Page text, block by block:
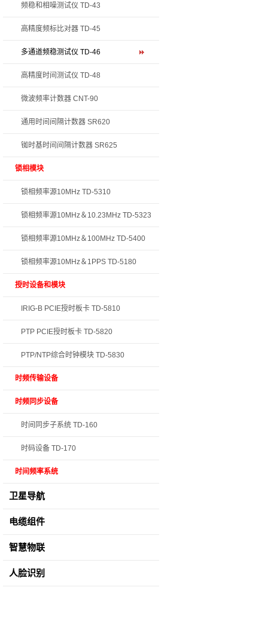
频稳和相噪测试仪 TD-43
高精度频标比对器 TD-45
多通道频稳测试仪 TD-46
高精度时间测试仪 TD-48
微波频率计数器 CNT-90
通用时间间隔计数器 SR620
铷时基时间间隔计数器 SR625
锁相模块
锁相频率源10MHz TD-5310
锁相频率源10MHz＆10.23MHz TD-5323
锁相频率源10MHz＆100MHz TD-5400
锁相频率源10MHz＆1PPS TD-5180
授时设备和模块
IRIG-B PCIE授时板卡 TD-5810
PTP PCIE授时板卡 TD-5820
PTP/NTP综合时钟模块 TD-5830
时频传输设备
时频同步设备
时间同步子系统 TD-160
时码设备 TD-170
时间频率系统
卫星导航
电缆组件
智慧物联
人脸识别